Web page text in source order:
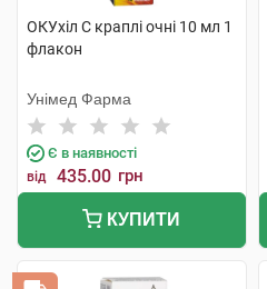
ОКУхіл С краплі очні 10 мл 1
флакон
Унімед Фарма
Є в наявності
від 435.00 грн
КУПИТИ